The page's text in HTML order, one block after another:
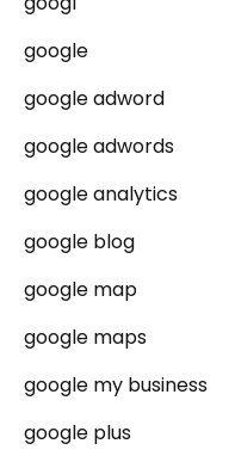
google
google adword
google adwords
google analytics
google blog
google map
google maps
google my business
google plus